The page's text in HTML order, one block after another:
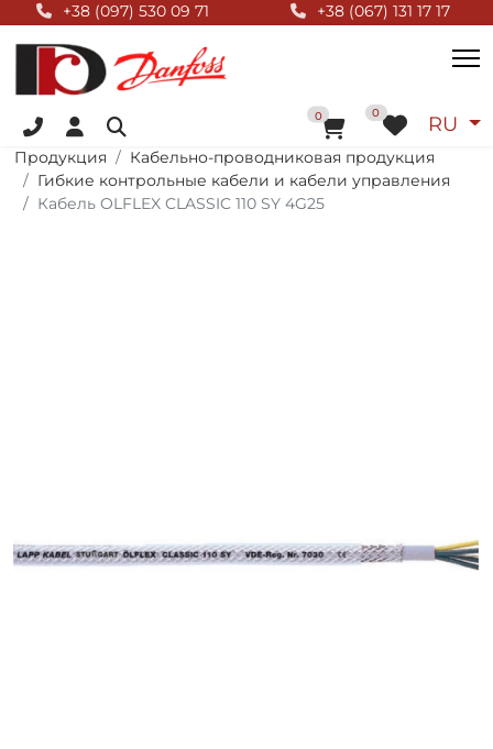
Null Top+38 (097) 530 09 71
+38 (067) 131 17 17
RU
0В корзину
0
Продукция
Кабельно-проводниковая продукция
Гибкие контрольные кабели и кабели управления
Кабель OLFLEX CLASSIC 110 SY 4G25